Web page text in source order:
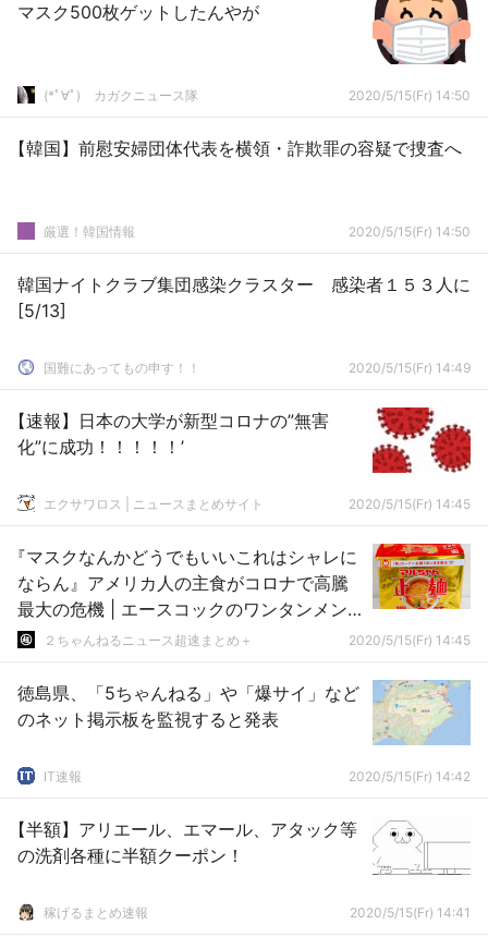
マスク500枚ゲットしたんやが
(*ﾟ∀ﾟ)ゞカガクニュース隊 2020/5/15(Fr) 14:50
【韓国】前慰安婦団体代表を横領・詐欺罪の容疑で捜査へ
厳選！韓国情報 2020/5/15(Fr) 14:50
韓国ナイトクラブ集団感染クラスター 感染者１５３人に
[5/13]
国難にあってもの申す！！ 2020/5/15(Fr) 14:49
【速報】日本の大学が新型コロナの”無害
化”に成功！！！！！’
エクサワロス | ニュースまとめサイト 2020/5/15(Fr) 14:45
『マスクなんかどうでもいいこれはシャレに
ならん』アメリカ人の主食がコロナで高騰
最大の危機 | エースコックのワンタンメン
は人気ないのか？
２ちゃんねるニュース超速まとめ＋ 2020/5/15(Fr) 14:45
徳島県、「5ちゃんねる」や「爆サイ」など
のネット掲示板を監視すると発表
IT速報 2020/5/15(Fr) 14:42
【半額】アリエール、エマール、アタック等
の洗剤各種に半額クーポン！
稼げるまとめ速報 2020/5/15(Fr) 14:41